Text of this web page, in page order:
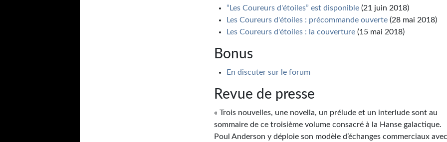
“Les Coureurs d'étoiles” est disponible (21 juin 2018)
Les Coureurs d'étoiles : précommande ouverte (28 mai 2018)
Les Coureurs d'étoiles : la couverture (15 mai 2018)
Bonus
En discuter sur le forum
Revue de presse
« Trois nouvelles, une novella, un prélude et un interlude sont au
sommaire de ce troisième volume consacré à la Hanse galactique.
Poul Anderson y déploie son modèle d’échanges commerciaux avec